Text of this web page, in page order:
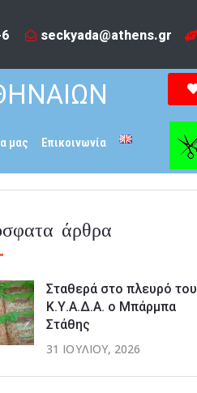
seckyada@athens.gr
μας Επικοινωνία
άρθρα
Σταθερά στο πλευρό του
Κ.Υ.Α.Δ.Α. ο Μπάρμπα
Στάθης
31 ΙΟΥΛΊΟΥ, 2026